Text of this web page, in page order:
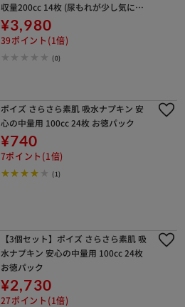
収量200cc 14枚 (尿もれが少し気にな
る男性に)
¥3,980
39ポイント(1倍)
(0)
ポイズ さらさら素肌 吸水ナプキン 安
心の中量用 100cc 24枚 お徳パック
¥740
7ポイント(1倍)
(1)
【3個セット】ポイズ さらさら素肌 吸
水ナプキン 安心の中量用 100cc 24枚
お徳パック
¥2,730
27ポイント(1倍)